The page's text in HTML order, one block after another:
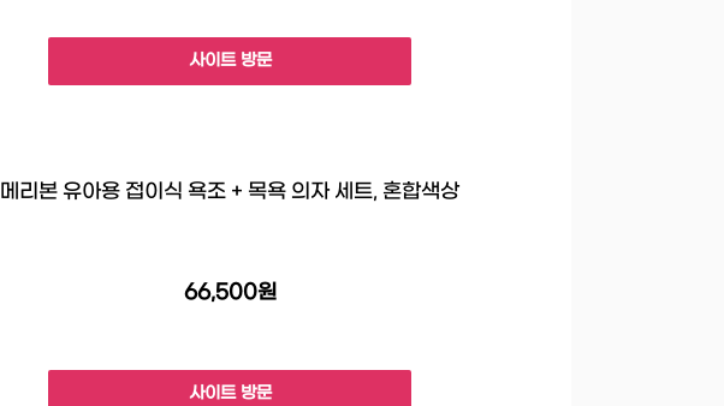
사이트 방문
메리본 유아용 접이식 욕조 + 목욕 의자 세트, 혼합색상
66,500원
사이트 방문